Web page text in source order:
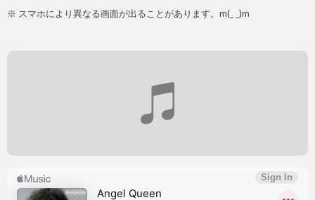
※ スマホにより異なる画面が出ることがあります。m(_ _)m